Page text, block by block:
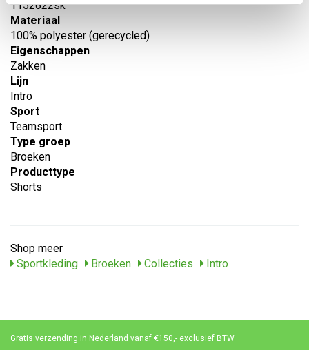
1152622sk
Materiaal
100% polyester (gerecycled)
Eigenschappen
Zakken
Lijn
Intro
Sport
Teamsport
Type groep
Broeken
Producttype
Shorts
Shop meer
Sportkleding
Broeken Collecties Intro
Gratis verzending in Nederland vanaf €150,- exclusief BTW